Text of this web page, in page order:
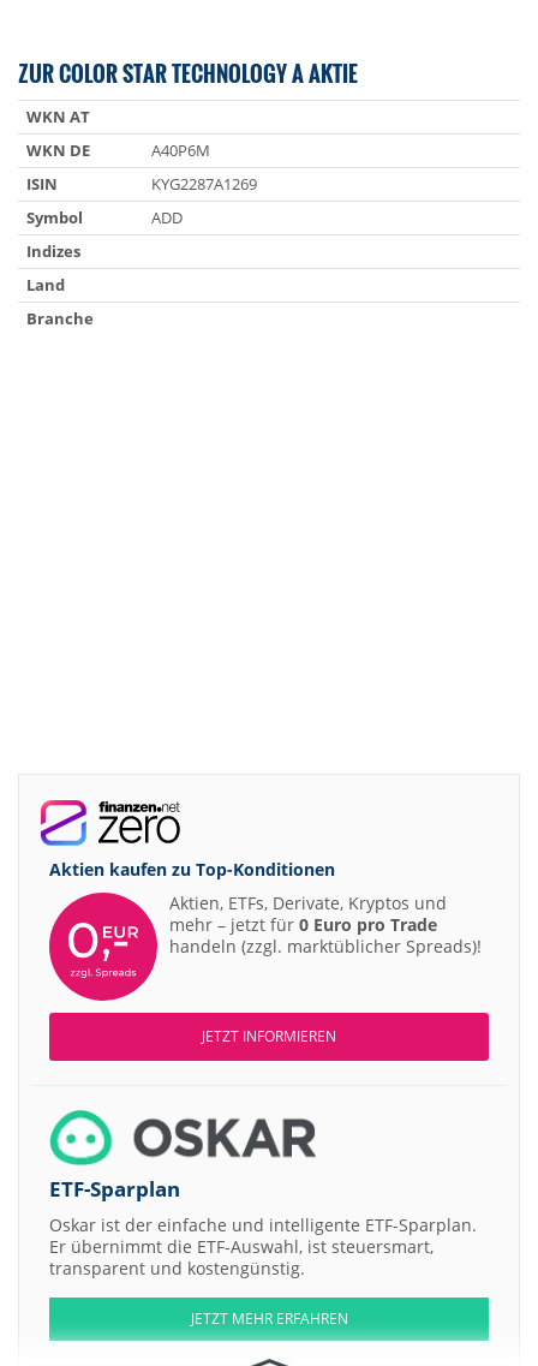
ZUR COLOR STAR TECHNOLOGY A AKTIE
WKN AT
WKN DE
A40P6M
ISIN
KYG2287A1269
Symbol
ADD
Indizes
Land
Branche
Aktien kaufen zu Top-Konditionen
Aktien, ETFs, Derivate, Kryptos und
mehr – jetzt für 0 Euro pro Trade
handeln (zzgl. marktüblicher Spreads)!
JETZT INFORMIEREN
ETF-Sparplan
Oskar ist der einfache und intelligente ETF-Sparplan.
Er übernimmt die ETF-Auswahl, ist steuersmart,
transparent und kostengünstig.
JETZT MEHR ERFAHREN